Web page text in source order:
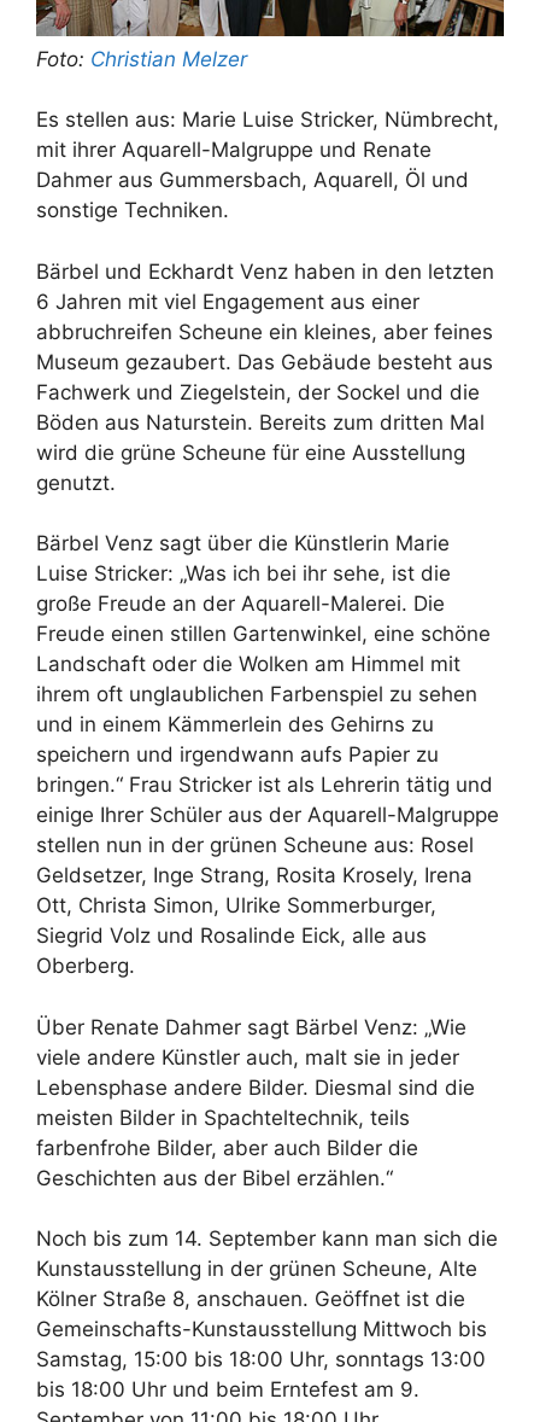
Foto: Christian Melzer
Es stellen aus: Marie Luise Stricker, Nümbrecht,
mit ihrer Aquarell-Malgruppe und Renate
Dahmer aus Gummersbach, Aquarell, Öl und
sonstige Techniken.
Bärbel und Eckhardt Venz haben in den letzten
6 Jahren mit viel Engagement aus einer
abbruchreifen Scheune ein kleines, aber feines
Museum gezaubert. Das Gebäude besteht aus
Fachwerk und Ziegelstein, der Sockel und die
Böden aus Naturstein. Bereits zum dritten Mal
wird die grüne Scheune für eine Ausstellung
genutzt.
Bärbel Venz sagt über die Künstlerin Marie
Luise Stricker: „Was ich bei ihr sehe, ist die
große Freude an der Aquarell-Malerei. Die
Freude einen stillen Gartenwinkel, eine schöne
Landschaft oder die Wolken am Himmel mit
ihrem oft unglaublichen Farbenspiel zu sehen
und in einem Kämmerlein des Gehirns zu
speichern und irgendwann aufs Papier zu
bringen.“ Frau Stricker ist als Lehrerin tätig und
einige Ihrer Schüler aus der Aquarell-Malgruppe
stellen nun in der grünen Scheune aus: Rosel
Geldsetzer, Inge Strang, Rosita Krosely, Irena
Ott, Christa Simon, Ulrike Sommerburger,
Siegrid Volz und Rosalinde Eick, alle aus
Oberberg.
Über Renate Dahmer sagt Bärbel Venz: „Wie
viele andere Künstler auch, malt sie in jeder
Lebensphase andere Bilder. Diesmal sind die
meisten Bilder in Spachteltechnik, teils
farbenfrohe Bilder, aber auch Bilder die
Geschichten aus der Bibel erzählen.“
Noch bis zum 14. September kann man sich die
Kunstausstellung in der grünen Scheune, Alte
Kölner Straße 8, anschauen. Geöffnet ist die
Gemeinschafts-Kunstausstellung Mittwoch bis
Samstag, 15:00 bis 18:00 Uhr, sonntags 13:00
bis 18:00 Uhr und beim Erntefest am 9.